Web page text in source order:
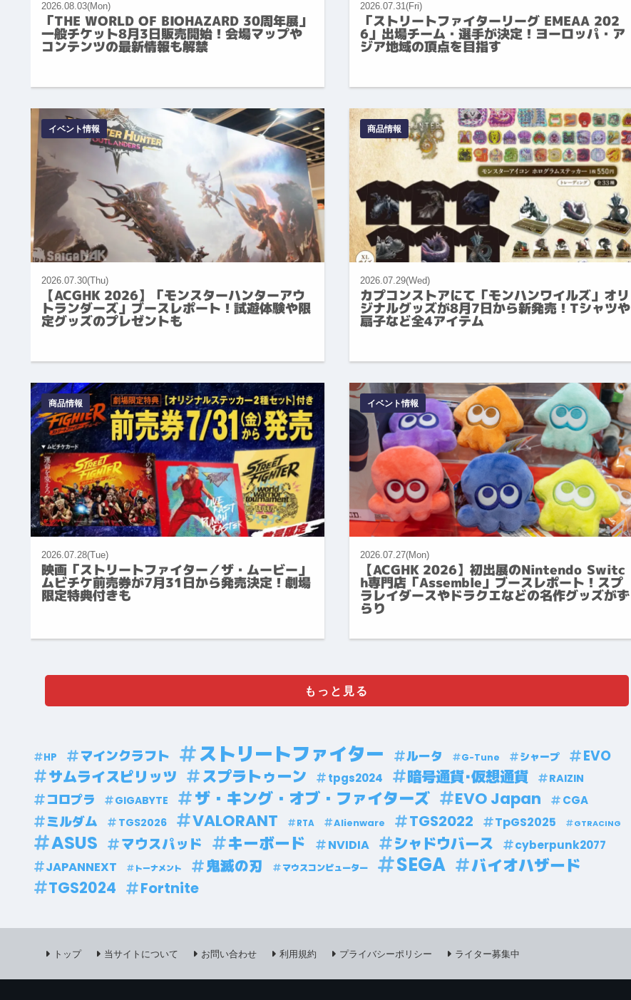
2026.08.03(Mon)
「THE WORLD OF BIOHAZARD 30周年展」
一般チケット8月3日販売開始！会場マップや
コンテンツの最新情報も解禁
2026.07.31(Fri)
「ストリートファイターリーグ EMEAA 202
6」出場チーム・選手が決定！ヨーロッパ・ア
ジア地域の頂点を目指す
イベント情報
2026.07.30(Thu)
【ACGHK 2026】「モンスターハンターアウ
トランダーズ」ブースレポート！試遊体験や限
定グッズのプレゼントも
商品情報
2026.07.29(Wed)
カプコンストアにて「モンハンワイルズ」オリ
ジナルグッズが8月7日から新発売！Tシャツや
扇子など全4アイテム
商品情報
2026.07.28(Tue)
映画「ストリートファイター／ザ・ムービー」
ムビチケ前売券が7月31日から発売決定！劇場
限定特典付きも
イベント情報
2026.07.27(Mon)
【ACGHK 2026】初出展のNintendo Switc
h専門店「Assemble」ブースレポート！スプ
ラレイダースやドラクエなどの名作グッズがず
らり
もっと見る
HP マインクラフト ストリートファイター ルータ G-Tune シャープ EVO
サムライスピリッツ スプラトゥーン tpgs2024 暗号通貨･仮想通貨 RAIZIN
コロプラ GIGABYTE ザ・キング・オブ・ファイターズ EVO Japan CGA
ミルダム TGS2026 VALORANT RTA Alienware TGS2022 TpGS2025 GTRACING
ASUS マウスパッド キーボード NVIDIA シャドウバース cyberpunk2077
JAPANNEXT トーナメント 鬼滅の刃 マウスコンピューター SEGA バイオハザード
TGS2024 Fortnite
トップ 当サイトについて お問い合わせ 利用規約 プライバシーポリシー ライター募集中